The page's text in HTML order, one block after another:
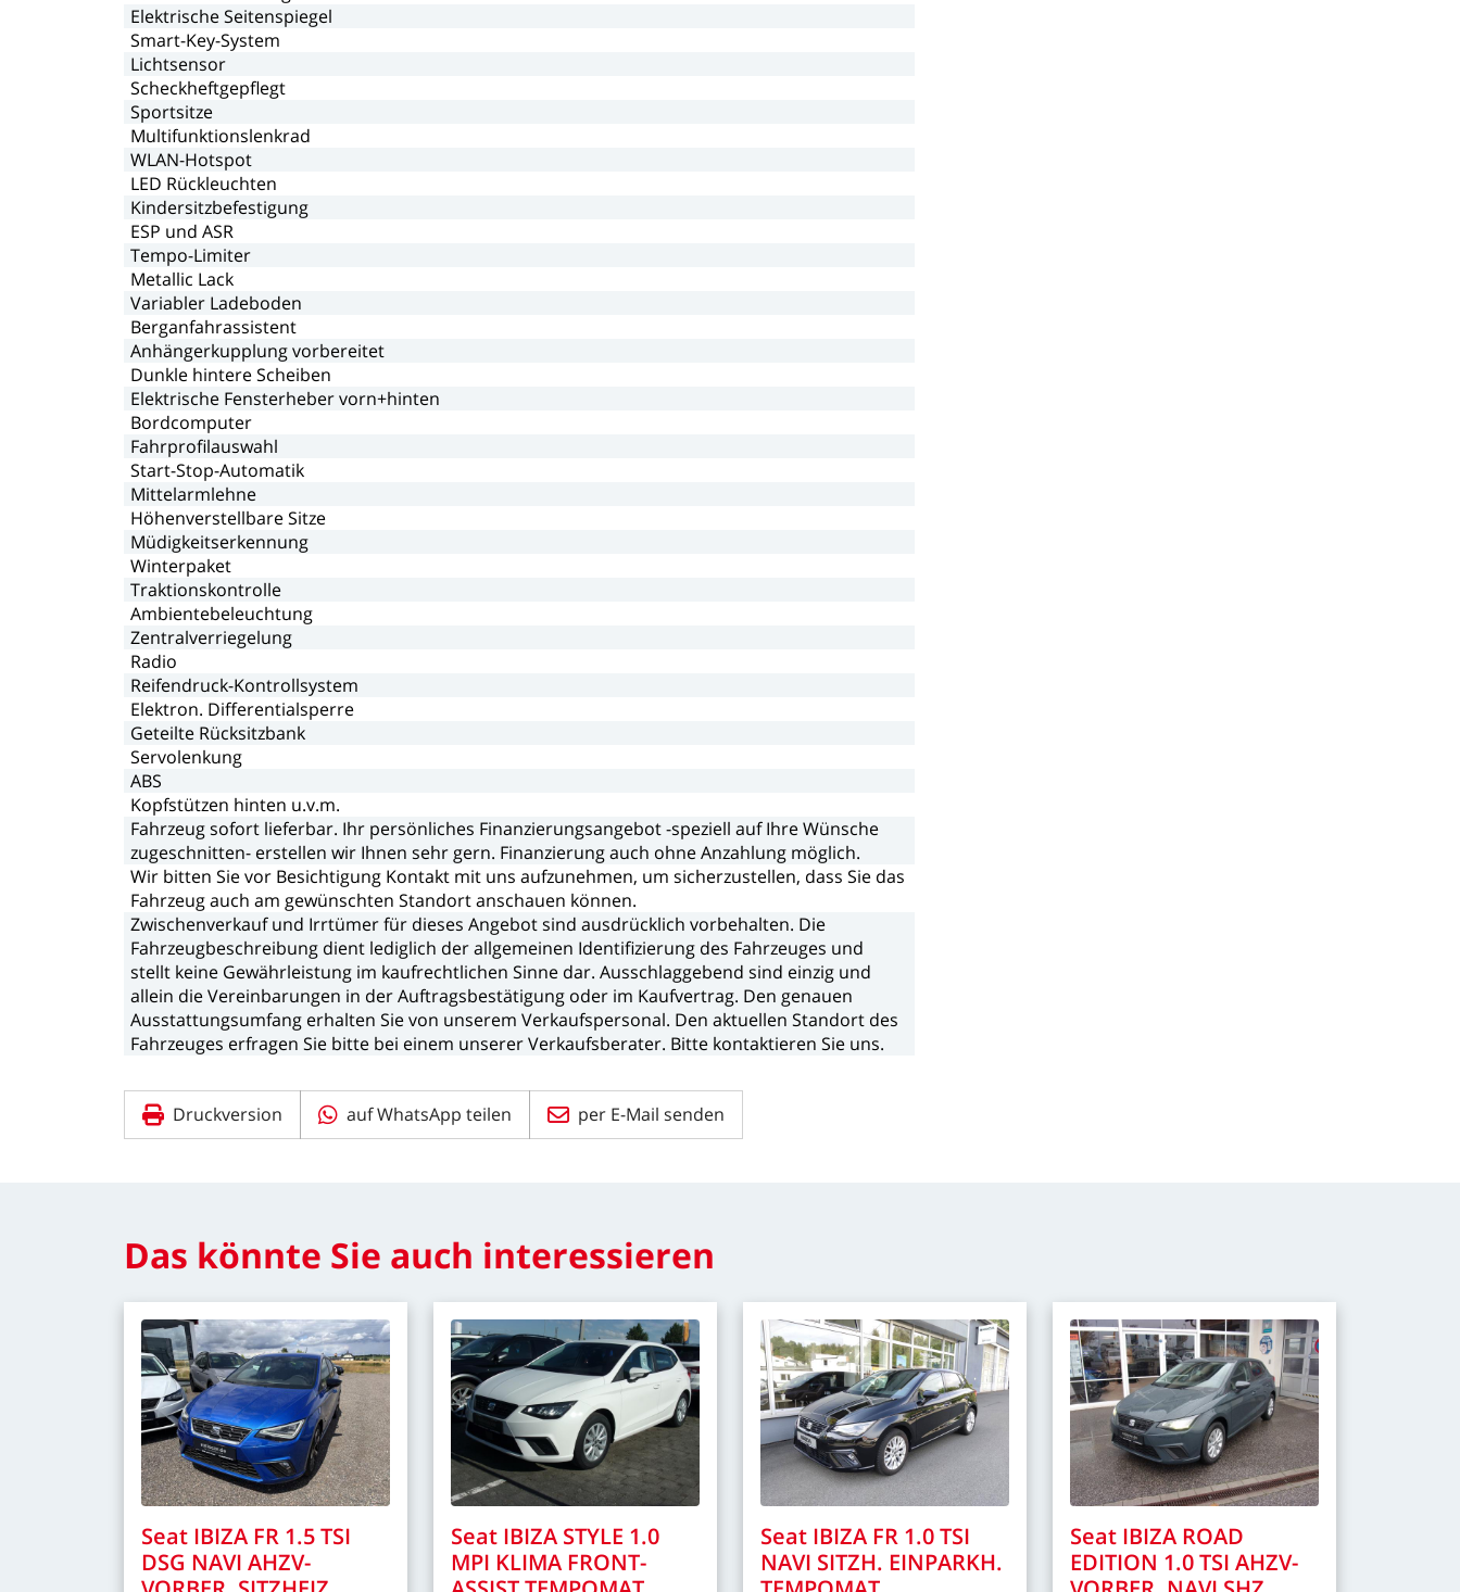
ElektrischeSeitenspiegel
Smart-Key-System
Lichtsensor
Scheckheftgepflegt
Sportsitze
Multifunktionslenkrad
WLAN-Hotspot
LED Rückleuchten
Kindersitzbefestigung
ESP und ASR
Tempo-Limiter
Metallic Lack
Variabler Ladeboden
Berganfahrassistent
Anhängerkupplungvorbereitet
Dunkle hintereScheiben
Elektrische Fensterhebervorn+hinten
Bordcomputer
Fahrprofilauswahl
Start-Stop-Automatik
Mittelarmlehne
HöhenverstellbareSitze
Müdigkeitserkennung
Winterpaket
Traktionskontrolle
Ambientebeleuchtung
Zentralverriegelung
Radio
Reifendruck-Kontrollsystem
Elektron. Differentialsperre
Geteilte Rücksitzbank
Servolenkung
ABS
Kopfstützen hinten u.v.m.
Fahrzeugsofort lieferbar. Ihr persönliches Finanzierungsangebot-speziell auf IhreWünsche
zugeschnitten- erstellen wir Ihnen sehr gern. Finanzierungauch ohneAnzahlung möglich.
Wir bitten Sievor Besichtigung Kontakt mit uns aufzunehmen, um sicherzustellen, dass Sie das
Fahrzeugauch am gewünschten Standortanschauen können.
Zwischenverkauf und Irrtümerfür dieses Angebotsind ausdrücklich vorbehalten. Die
Fahrzeugbeschreibung dient lediglich derallgemeinen Identifizierung des Fahrzeuges und
stellt keine Gewährleistung im kaufrechtlichen Sinne dar. Ausschlaggebend sind einzig und
allein dieVereinbarungen in derAuftragsbestätigung oder im Kaufvertrag. Den genauen
Ausstattungsumfang erhalten Sievon unserem Verkaufspersonal. Den aktuellen Standort des
Fahrzeuges erfragen Sie bitte bei einem unsererVerkaufsberater. Bitte kontaktieren Sie uns.
Druckversion auf WhatsApp teilen per E-Mail senden
Das könnte Sie auch interessieren
Seat IBIZA FR 1.5TSI
DSG NAVI AHZV-
Seat IBIZA STYLE 1.0
MPI KLIMA FRONT-
Seat IBIZA FR 1.0TSI
NAVI SITZH. EINPARKH.
Seat IBIZA ROAD
EDITION 1.0TSI AHZV-